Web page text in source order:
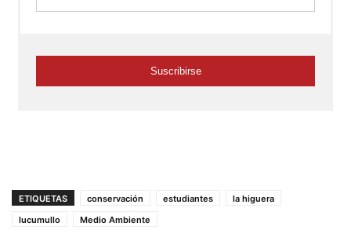
ETIQUETAS conservación estudiantes
la higuera
lucumullo
Medio Ambiente